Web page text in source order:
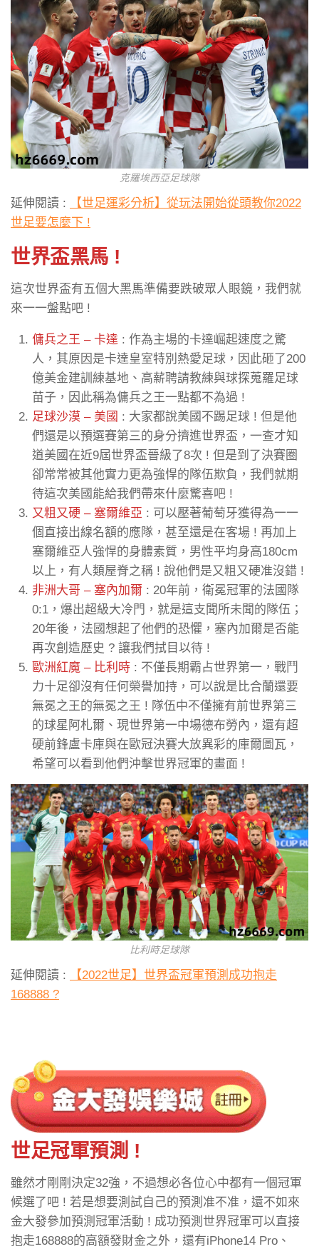
克羅埃西亞足球隊
延伸閱讀 :
【世足運彩分析】從玩法開始從頭教你2022
世足要怎麼下 !
世界盃黑馬 !
這次世界盃有五個大黑馬準備要跌破眾人眼鏡，我們就
來一一盤點吧 !
傭兵之王 – 卡達 : 作為主場的卡達崛起速度之驚
人，其原因是卡達皇室特別熱愛足球，因此砸了200
億美金建訓練基地、高薪聘請教練與球探蒐羅足球
苗子，因此稱為傭兵之王一點都不為過 !
足球沙漠 – 美國 : 大家都說美國不踢足球 ! 但是他
們還是以預選賽第三的身分擠進世界盃，一查才知
道美國在近9屆世界盃晉級了8次 ! 但是到了決賽圈
卻常常被其他實力更為強悍的隊伍欺負，我們就期
待這次美國能給我們帶來什麼驚喜吧 !
又粗又硬 – 塞爾維亞 : 可以壓著葡萄牙獲得為一一
個直接出線名額的應隊，甚至還是在客場 ! 再加上
塞爾維亞人強悍的身體素質，男性平均身高180cm
以上，有人類屋脊之稱 ! 說他們是又粗又硬准沒錯 !
非洲大哥 – 塞內加爾 : 20年前，衛冕冠軍的法國隊
0:1，爆出超級大冷門，就是這支聞所未聞的隊伍；
20年後，法國想起了他們的恐懼，塞內加爾是否能
再次創造歷史 ? 讓我們拭目以待 !
歐洲紅魔 – 比利時 : 不僅長期霸占世界第一，戰鬥
力十足卻沒有任何榮譽加持，可以說是比合蘭還要
無冕之王的無冕之王 ! 隊伍中不僅擁有前世界第三
的球星阿札爾、現世界第一中場德布勞內，還有超
硬前鋒盧卡庫與在歐冠決賽大放異彩的庫爾圖瓦，
希望可以看到他們沖擊世界冠軍的畫面 !
比利時足球隊
延伸閱讀 :
【2022世足】世界盃冠軍預測成功抱走
168888 ?
世足冠軍預測 !
雖然才剛剛決定32強，不過想必各位心中都有一個冠軍
候選了吧 ! 若是想要測試自己的預測准不准，還不如來
金大發參加預測冠軍活動 ! 成功預測世界冠軍可以直接
抱走168888的高額發財金之外，還有iPhone14 Pro、